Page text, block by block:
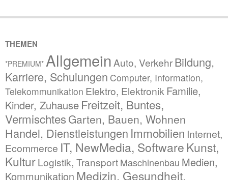
THEMEN
*PREMIUM* Allgemein Auto, VerkehrBildung,
Karriere, Schulungen Computer, Information,
Telekommunikation Elektro, Elektronik Familie,
Kinder, Zuhause Freitzeit, Buntes,
Vermischtes Garten, Bauen, Wohnen
Handel, Dienstleistungen Immobilien Internet,
Ecommerce IT, NewMedia, SoftwareKunst,
KulturLogistik, TransportMaschinenbau Medien,
Kommunikation Medizin, Gesundheit,